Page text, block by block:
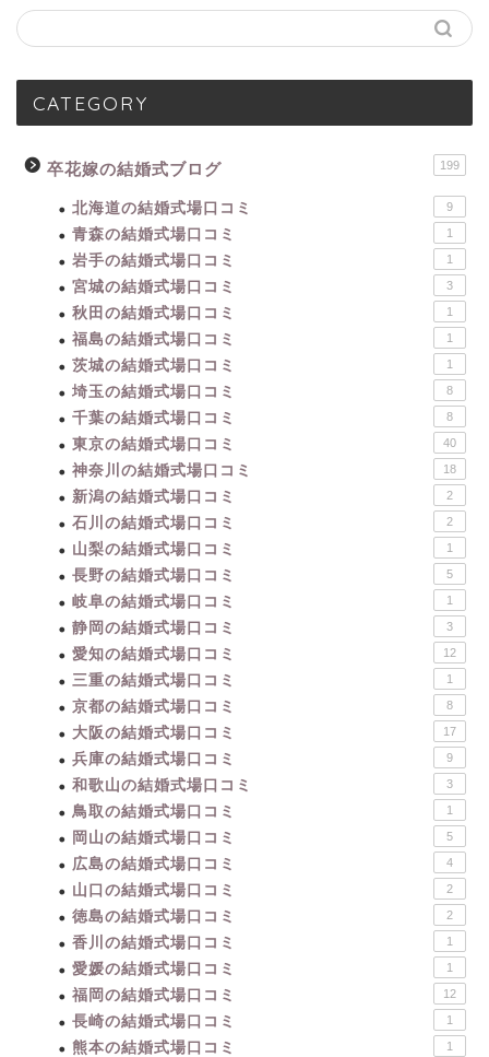
CATEGORY
卒花嫁の結婚式ブログ 199
北海道の結婚式場口コミ 9
青森の結婚式場口コミ 1
岩手の結婚式場口コミ 1
宮城の結婚式場口コミ 3
秋田の結婚式場口コミ 1
福島の結婚式場口コミ 1
茨城の結婚式場口コミ 1
埼玉の結婚式場口コミ 8
千葉の結婚式場口コミ 8
東京の結婚式場口コミ 40
神奈川の結婚式場口コミ 18
新潟の結婚式場口コミ 2
石川の結婚式場口コミ 2
山梨の結婚式場口コミ 1
長野の結婚式場口コミ 5
岐阜の結婚式場口コミ 1
静岡の結婚式場口コミ 3
愛知の結婚式場口コミ 12
三重の結婚式場口コミ 1
京都の結婚式場口コミ 8
大阪の結婚式場口コミ 17
兵庫の結婚式場口コミ 9
和歌山の結婚式場口コミ 3
鳥取の結婚式場口コミ 1
岡山の結婚式場口コミ 5
広島の結婚式場口コミ 4
山口の結婚式場口コミ 2
徳島の結婚式場口コミ 2
香川の結婚式場口コミ 1
愛媛の結婚式場口コミ 1
福岡の結婚式場口コミ 12
長崎の結婚式場口コミ 1
熊本の結婚式場口コミ 1